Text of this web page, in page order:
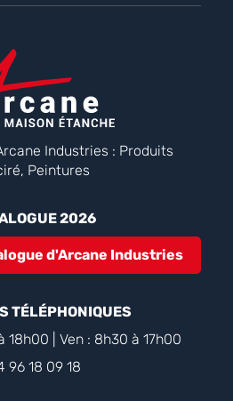
Industries : Produits
Peintures
2026
d'Arcane Industries
TÉLÉPHONIQUES
18h00 | Ven : 8h30 à 17h00
96 18 09 18